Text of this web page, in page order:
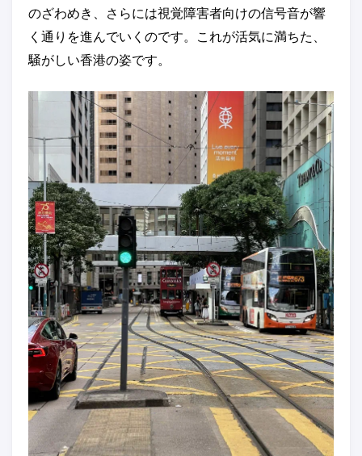
のざわめき、さらには視覚障害者向けの信号音が響
く通りを進んでいくのです。これが活気に満ちた、
騒がしい香港の姿です。